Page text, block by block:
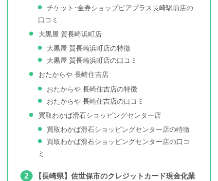
チケット･金券ショップピアプラス長崎駅前店の
口コミ
大黒屋 質長崎浜町店
大黒屋 質長崎浜町店の特徴
大黒屋 質長崎浜町店の口コミ
おたからや 長崎住吉店
おたからや 長崎住吉店の特徴
おたからや 長崎住吉店の口コミ
買取わかば滑石ショッピングセンター店
買取わかば滑石ショッピングセンター店の特徴
買取わかば滑石ショッピングセンター店の口コ
ミ
2
【長崎県】佐世保市のクレジットカード現金化業